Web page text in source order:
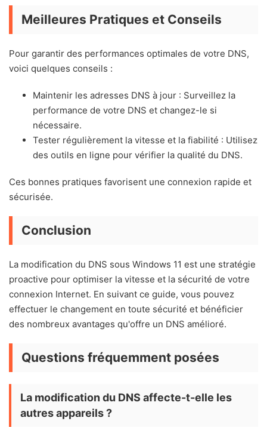
Meilleures Pratiques et Conseils
Pour garantir des performances optimales de votre DNS,
voici quelques conseils :
Maintenir les adresses DNS à jour : Surveillez la
performance de votre DNS et changez-le si
nécessaire.
Tester régulièrement la vitesse et la fiabilité : Utilisez
des outils en ligne pour vérifier la qualité du DNS.
Ces bonnes pratiques favorisent une connexion rapide et
sécurisée.
Conclusion
La modification du DNS sous Windows 11 est une stratégie
proactive pour optimiser la vitesse et la sécurité de votre
connexion Internet. En suivant ce guide, vous pouvez
effectuer le changement en toute sécurité et bénéficier
des nombreux avantages qu'offre un DNS amélioré.
Questions fréquemment posées
La modification du DNS affecte-t-elle les
autres appareils ?